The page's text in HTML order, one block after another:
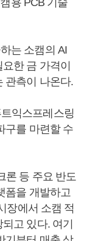
용 PCB 기술
는 소캠의 AI
한 금 가격이
관측이 나온다.
익스프레스링
구를 마련할 수
론 등 주요 반도
폼을 개발하고
장에서 소캠 적
고 있다. 여기